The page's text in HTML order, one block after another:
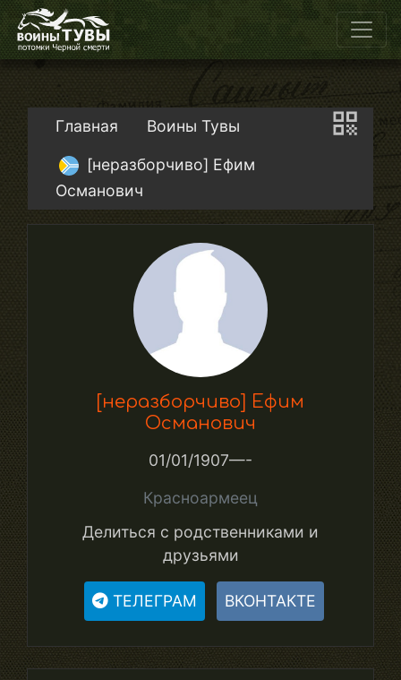
Главная Воины Тувы
[неразборчиво] Ефим
Османович
[неразборчиво] Ефим
Османович
01/01/1907—-
Красноармеец
Делиться с родственниками и
друзьями
ТЕЛЕГРАМ ВКОНТАКТЕ